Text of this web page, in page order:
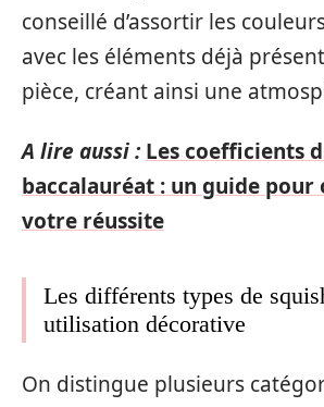
conseillé d’assortir les
avec les éléments déjà
pièce, créant ainsi une
A lire aussi : Les coefficients
baccalauréat : un guide
votre réussite
Les différents types de
utilisation décorative
On distingue plusieurs